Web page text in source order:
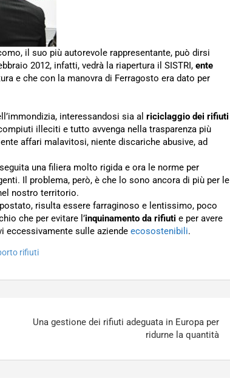
il suo più autorevole rappresentante, può dirsi
2012, infatti, vedrà la riapertura il SISTRI, ente
e che con la manovra di Ferragosto era dato per
interessandosi sia al riciclaggio dei rifiuti
illeciti e tutto avvenga nella trasparenza più
affari malavitosi, niente discariche abusive, ad
una filiera molto rigida e ora le norme per
Il problema, però, è che lo sono ancora di più per le
nostro territorio.
risulta essere farraginoso e lentissimo, poco
che per evitare l’inquinamento da rifiuti e per avere
eccessivamente sulle aziende ecosostenibili.
rifiuti
Una gestione dei rifiuti adeguata in Europa per
ridurne la quantità